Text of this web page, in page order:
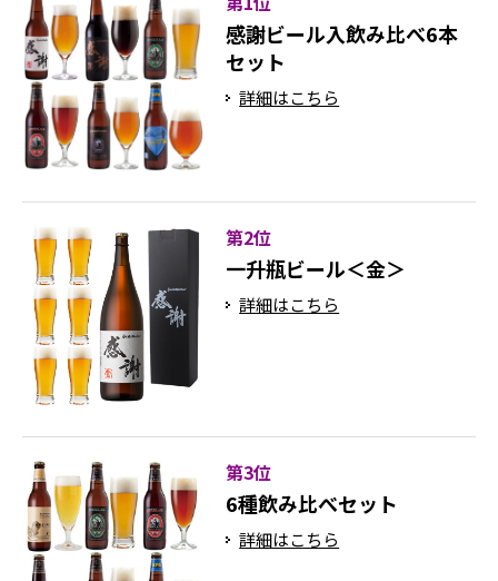
感謝ビール入飲み比べ6本
セット
詳細はこちら
第2位
一升瓶ビール＜金＞
詳細はこちら
第3位
6種飲み比べセット
詳細はこちら